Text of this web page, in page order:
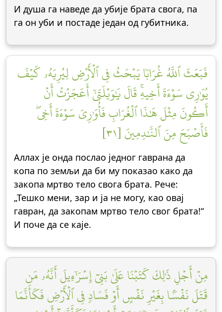
И душа га наведе да убије брата свога, па
га он уби и постаде један од губитника.
فَبَعَثَ ٱللَّهُ غُرَابٗا يَبۡحَثُ فِي ٱلۡأَرۡضِ لِيُرِيَهُۥ كَيۡفَ
يُوَٰرِي سَوۡءَةَ أَخِيهِۚ قَالَ يَٰوَيۡلَتَىٰٓ أَعَجَزۡتُ أَنۡ
أَكُونَ مِثۡلَ هَٰذَا ٱلۡغُرَابِ فَأُوَٰرِيَ سَوۡءَةَ أَخِيۖ
فَأَصۡبَحَ مِنَ ٱلنَّٰدِمِينَ [٣١]
Аллах је онда послао једног гаврана да
копа по земљи да би му показао како да
закопа мртво тело свога брата. Рече:
„Тешко мени, зар и ја не могу, као овај
гавран, да закопам мртво тело свог брата!“
И поче да се каје.
مِنۡ أَجۡلِ ذَٰلِكَ كَتَبۡنَا عَلَىٰ بَنِيٓ إِسۡرَٰٓءِيلَ أَنَّهُۥ مَن
قَتَلَ نَفۡسَۢا بِغَيۡرِ نَفۡسٍ أَوۡ فَسَادٖ فِي ٱلۡأَرۡضِ فَكَأَنَّمَا